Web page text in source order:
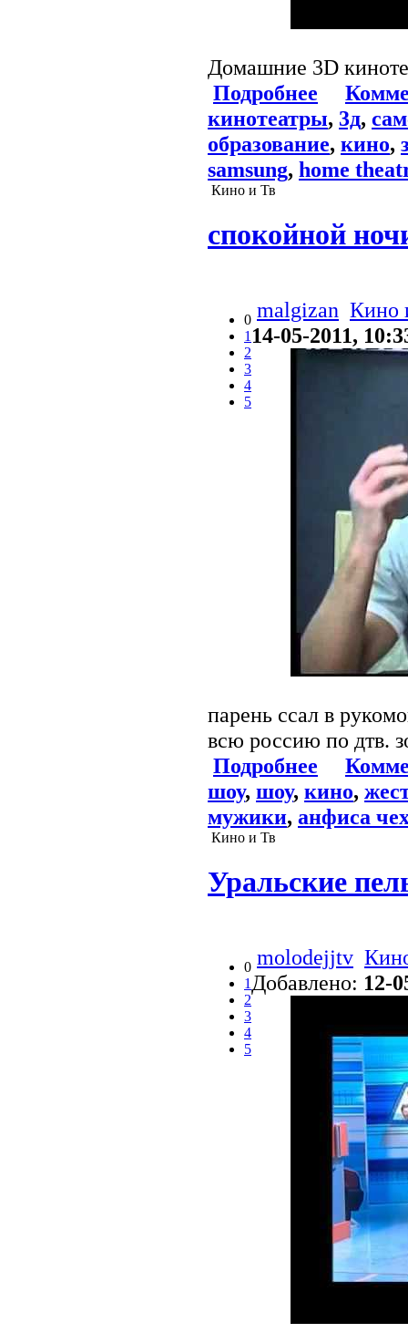
Домашние 3D
Подробнее
кинотеатры, 3д,
образование, кино,
samsung, home
Кино и Тв
спокойной
0
1
2
3
4
5
malgizan Кино
14-05-2011,
парень ссал в
всю россию по дтв.
Подробнее
шоу, шоу, кино,
мужики, анфиса
Кино и Тв
Уральские
0
1
2
3
4
5
molodejjtv
Добавлено: 12-